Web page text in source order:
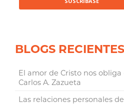
BLOGS RECIENTES
El amor de Cristo nos
Carlos A. Zazueta
Las relaciones personales